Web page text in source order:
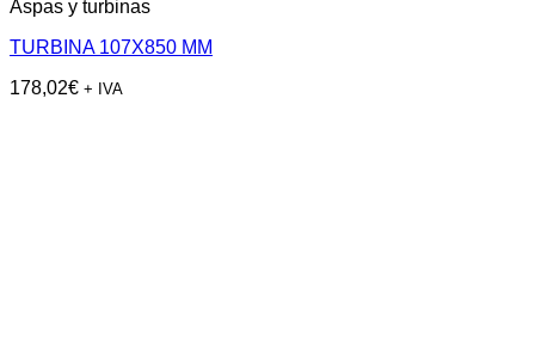
Aspas y turbinas
TURBINA 107X850 MM
178,02€ + IVA